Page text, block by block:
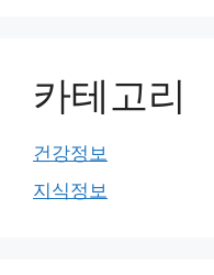
카테고리
건강정보
지식정보